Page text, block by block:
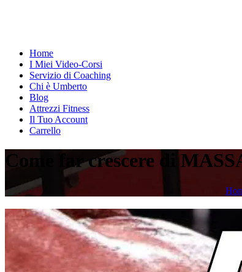
Home
I Miei Video-Corsi
Servizio di Coaching
Chi è Umberto
Blog
Attrezzi Fitness
Il Tuo Account
Carrello
Come far crescere di